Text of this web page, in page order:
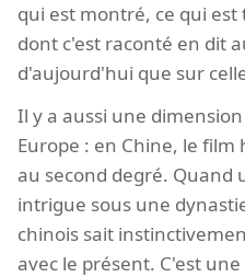
qui est montré, ce qui
dont c'est raconté en dit
d'aujourd'hui que sur
Il y a aussi une
Europe : en Chine, le
au second degré. Quand
intrigue sous une
chinois sait
avec le présent. C'est